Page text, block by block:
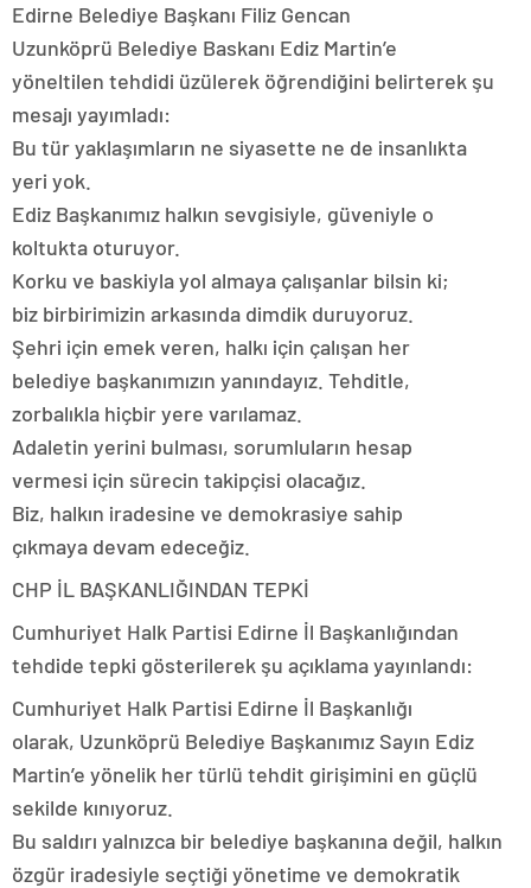
Edirne Belediye Başkanı Filiz Gencan
Uzunköprü Belediye Baskanı Ediz Martin’e
yöneltilen tehdidi üzülerek öğrendiğini belirterek şu
mesajı yayımladı:
Bu tür yaklaşımların ne siyasette ne de insanlıkta
yeri yok.
Ediz Başkanımız halkın sevgisiyle, güveniyle o
koltukta oturuyor.
Korku ve baskiyla yol almaya çalışanlar bilsin ki;
biz birbirimizin arkasında dimdik duruyoruz.
Şehri için emek veren, halkı için çalışan her
belediye başkanımızın yanındayız. Tehditle,
zorbalıkla hiçbir yere varılamaz.
Adaletin yerini bulması, sorumluların hesap
vermesi için sürecin takipçisi olacağız.
Biz, halkın iradesine ve demokrasiye sahip
çıkmaya devam edeceğiz.
CHP İL BAŞKANLIĞINDAN TEPKİ
Cumhuriyet Halk Partisi Edirne İl Başkanlığından
tehdide tepki gösterilerek şu açıklama yayınlandı:
Cumhuriyet Halk Partisi Edirne İl Başkanlığı
olarak, Uzunköprü Belediye Başkanımız Sayın Ediz
Martin’e yönelik her türlü tehdit girişimini en güçlü
sekilde kınıyoruz.
Bu saldırı yalnızca bir belediye başkanına değil, halkın
özgür iradesiyle seçtiği yönetime ve demokratik